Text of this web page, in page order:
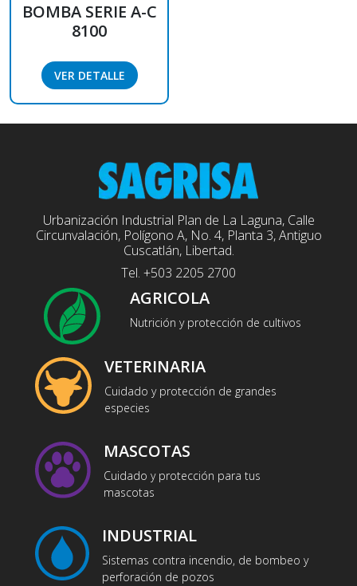
BOMBA SERIE A-C
8100
VER DETALLE
Urbanización Industrial Plan de La Laguna, Calle
Circunvalación, Polígono A, No. 4, Planta 3, Antiguo
Cuscatlán, Libertad.
Tel. +503 2205 2700
AGRICOLA
Nutrición y protección de cultivos
VETERINARIA
Cuidado y protección de grandes
especies
MASCOTAS
Cuidado y protección para tus
mascotas
INDUSTRIAL
Sistemas contra incendio, de bombeo y
perforación de pozos